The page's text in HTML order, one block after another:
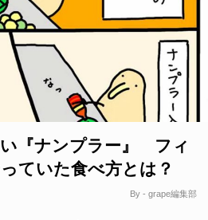
『ナンプラー』 フィ
ていた食べ方とは？
By - grape編集部